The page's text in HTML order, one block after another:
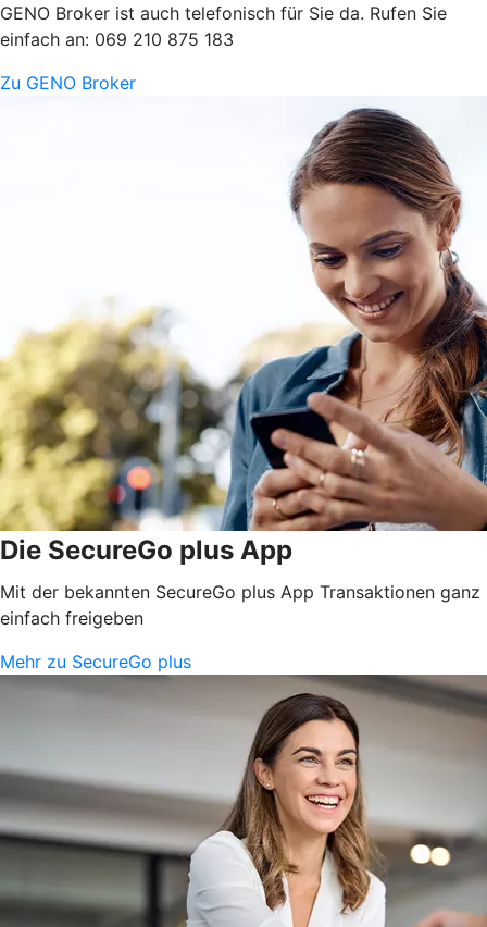
GENO Broker ist auch telefonisch für Sie da. Rufen Sie
einfach an: 069 210 875 183
Zu GENO Broker
Die SecureGo plus App
Mit der bekannten SecureGo plus App Transaktionen ganz
einfach freigeben
Mehr zu SecureGo plus